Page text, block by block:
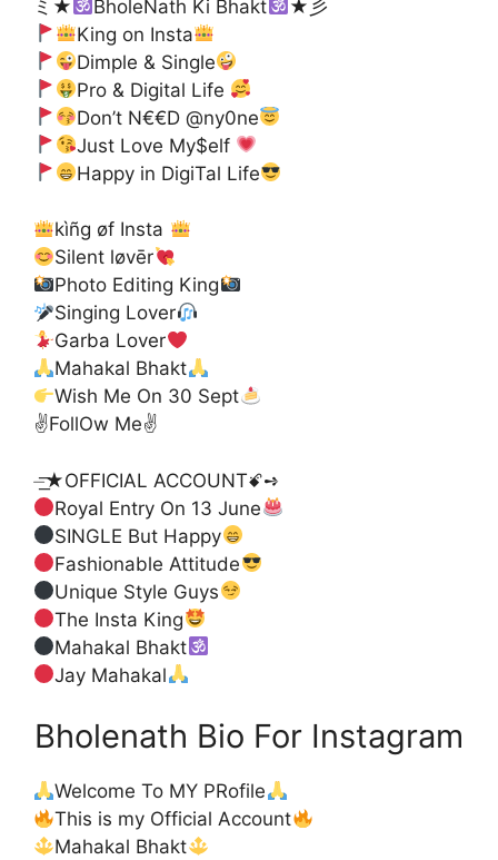
ミ★ BholeNath Ki Bhakt
★彡
King on Insta
Dimple & Single
Pro & Digital Life
Don’t N€€D @ny0ne
Just Love My$elf
Happy in DigiTal Life
kìñg øf Insta
Silent løvēr
Photo Editing King
Singing Lover
Garba Lover
Mahakal Bhakt
Wish Me On 30 Sept
✌️FollOw Me✌️
⏤͟͟͞͞★OFFICIAL ACCOUNTꗄ➺
Royal Entry On 13 June
SINGLE But Happy
Fashionable Attitude
Unique Style Guys
The Insta King
Mahakal Bhakt
Jay Mahakal
Bholenath Bio For Instagram
Welcome To MY PRofile
This is my Official Account
Mahakal Bhakt